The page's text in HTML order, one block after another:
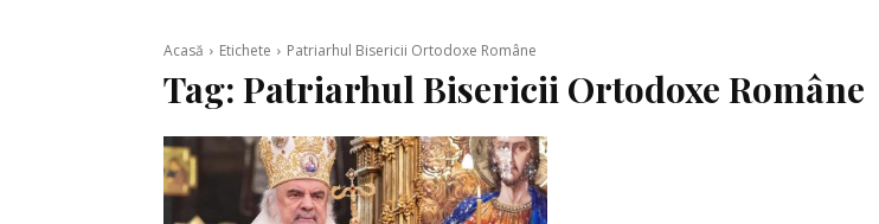
Acasă Etichete Patriarhul Bisericii Ortodoxe Române
Tag: Patriarhul Bisericii Ortodoxe Române